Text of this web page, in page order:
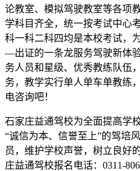
论教室、模拟驾驶教室等各项
学科目齐全，统一按考试中心
科一科二科四均是本校考试
—出证的一条龙服务驾驶新体
务人员和星级、优秀教练队伍
务，教学实行单人单车单教练
电咨询吧！
石家庄益通驾校为全面提高学
“诚信为本、信誉至上”的驾培
员，维护学校声誉，树立良好
庄益通驾校报名电话：0311-